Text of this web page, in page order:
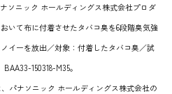
ソニック ホールディングス株式会社プロダ
いて布に付着させたタバコ臭を6段階臭気強
イーを放出／対象：付着したタバコ臭／試
150318-M35。
パナソニック ホールディングス株式会社の